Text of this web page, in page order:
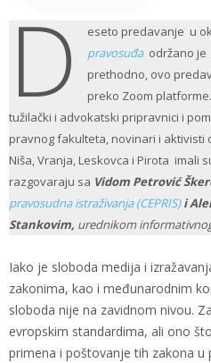
D eseto predavanje u
pravosuđaodržano je
prethodno, ovo
preko Zoom
tužilački i advokatski pripravnici i
pravnog fakulteta, novinari i aktivisti
Niša, Vranja, Leskovca i Pirota imali
razgovaraju sa Vidom Petrović
pravosudna istraživanja (CEPRIS) i
Stankovim, urednikom
Iako je sloboda medija i
zakonima, kao i međunarodnim
sloboda nije na zavidnom nivou.
evropskim standardima, ali ono
primena i poštovanje tih zakona u